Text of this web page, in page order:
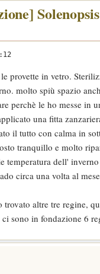
provette in vetro.
molto spiù spazio
perchè le ho messe in
una fitta
il tutto con calma in
tranquillo e molto
temperatura dell'
circa una volta al
trovato altre tre regine,
sono in fondazione 6